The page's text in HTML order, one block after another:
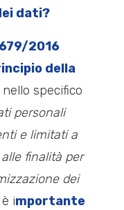
dati?
2016
della
nello specifico
personali
e limitati a
finalità per
dei
importante